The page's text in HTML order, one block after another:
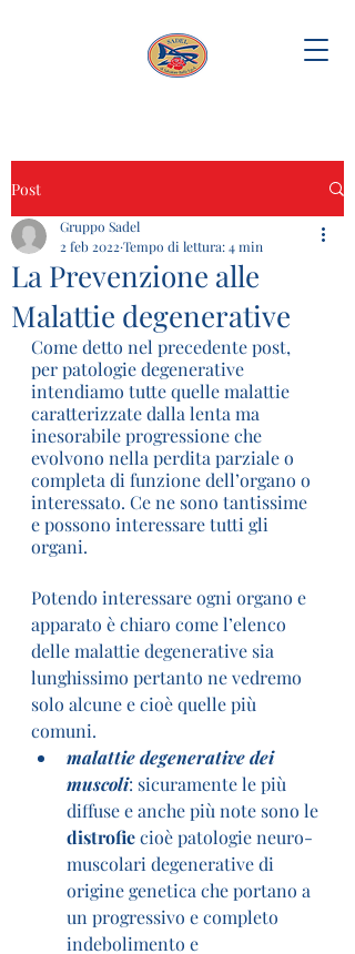
Post
La Prevenzione alle
Malattie degenerative
Gruppo Sadel
2 feb 2022 Tempo di lettura: 4 min
Come detto nel precedente post,
per patologie degenerative
intendiamo tutte quelle malattie
caratterizzate dalla lenta ma
inesorabile progressione che
evolvono nella perdita parziale o
completa di funzione dell’organo o
interessato. Ce ne sono tantissime
e possono interessare tutti gli
organi.
Potendo interessare ogni organo e
apparato è chiaro come l’elenco
delle malattie degenerative sia
lunghissimo pertanto ne vedremo
solo alcune e cioè quelle più
comuni.
malattie degenerative dei
muscoli: sicuramente le più
diffuse e anche più note sono le
distrofie cioè patologie neuro-
muscolari degenerative di
origine genetica che portano a
un progressivo e completo
indebolimento e